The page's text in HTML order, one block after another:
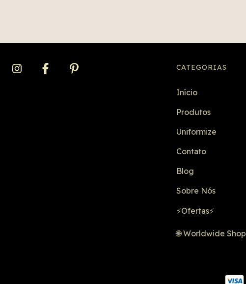
CATEGORIAS
Início
Produtos
Uniformize
Contato
Blog
Sobre Nós
⚡Ofertas⚡
🌐 Worldwide Shop